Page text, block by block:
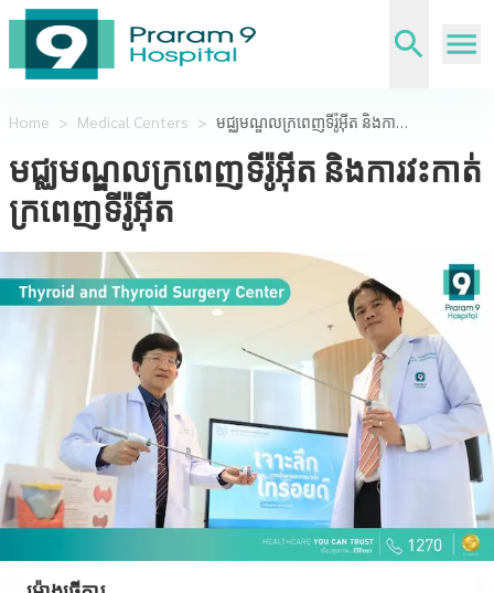
Home > Medical Centers > មជ្ឈមណ្ឌលក្រពេញទីរ៉ូអ៊ីត និងការវះកាត់ក្រពេញទីរ៉ូអ៊ីត
មជ្ឈមណ្ឌលក្រពេញទីរ៉ូអ៊ីត និងការវះកាត់
ក្រពេញទីរ៉ូអ៊ីត